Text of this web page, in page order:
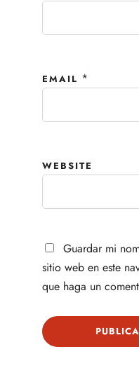
EMAIL *
WEBSITE
Guardar mi
sitio web en este
que haga un